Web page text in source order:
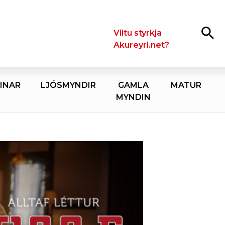
LeitaViltu styrkja
Akureyri.net?
LJÓSMYNDIR
GAMLA
MYNDIN
MATUR